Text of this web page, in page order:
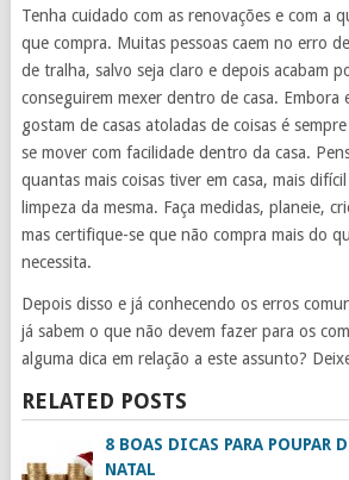
Tenha cuidado com as renovações e com a
que compra. Muitas pessoas caem no erro
de tralha, salvo seja claro e depois acabam
conseguirem mexer dentro de casa. Embora
gostam de casas atoladas de coisas é
se mover com facilidade dentro da casa.
quantas mais coisas tiver em casa, mais
limpeza da mesma. Faça medidas, planeie,
mas certifique-se que não compra mais do
necessita.
Depois disso e já conhecendo os erros
já sabem o que não devem fazer para os
alguma dica em relação a este assunto?
RELATED POSTS
8 BOAS DICAS PARA POUPAR
NATAL